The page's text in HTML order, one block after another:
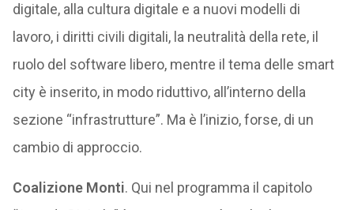
digitale, alla cultura digitale e a nuovi modelli di
lavoro, i diritti civili digitali, la neutralità della rete, il
ruolo del software libero, mentre il tema delle smart
city è inserito, in modo riduttivo, all’interno della
sezione “infrastrutture”. Ma è l’inizio, forse, di un
cambio di approccio.
Coalizione Monti. Qui nel programma il capitolo